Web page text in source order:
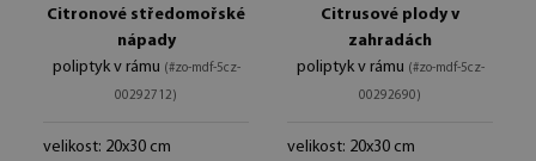
Citronové středomořské
nápady
poliptyk v rámu (#zo-mdf-5cz-
00292712)
velikost: 20x30 cm
Citrusové plody v
zahradách
poliptyk v rámu (#zo-mdf-5cz-
00292690)
velikost: 20x30 cm